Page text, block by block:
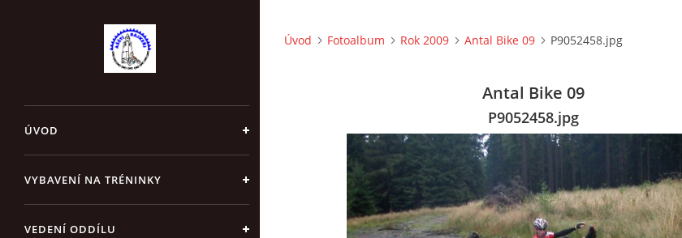
ÚVOD
VYBAVENÍ NA TRÉNINKY
VEDENÍ ODDÍLU
Úvod Fotoalbum Rok 2009 Antal Bike 09 P9052458.jpg
Antal Bike 09
P9052458.jpg